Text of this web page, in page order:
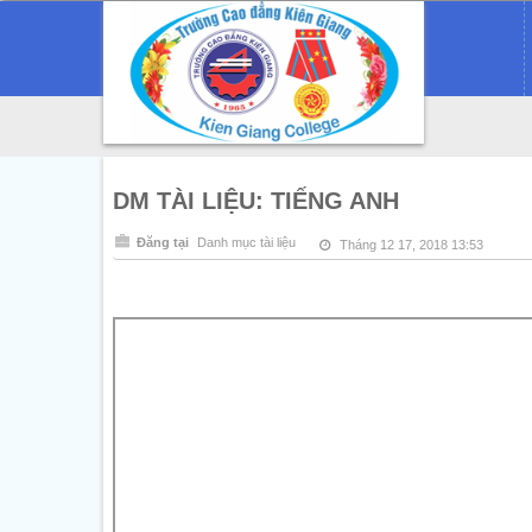
DM TÀI LIỆU: TIẾNG ANH
Đăng tại Danh mục tài liệu Tháng 12 17, 2018 13:53